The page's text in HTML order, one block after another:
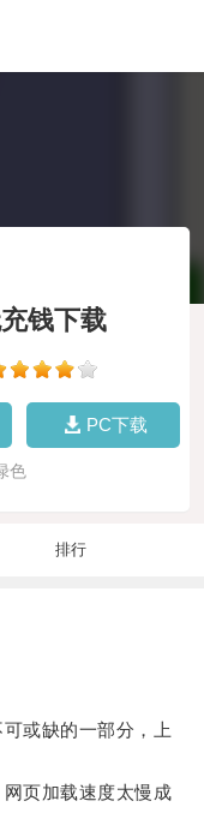
钱下载
PC下载
色
排行
或缺的一部分，上
页加载速度太慢成